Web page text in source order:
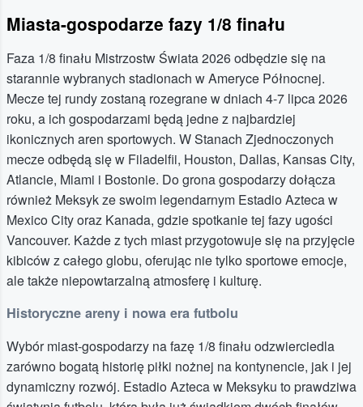
Miasta-gospodarze fazy 1/8 finału
Faza 1/8 finału Mistrzostw Świata 2026 odbędzie się na
starannie wybranych stadionach w Ameryce Północnej.
Mecze tej rundy zostaną rozegrane w dniach 4-7 lipca 2026
roku, a ich gospodarzami będą jedne z najbardziej
ikonicznych aren sportowych. W Stanach Zjednoczonych
mecze odbędą się w Filadelfii, Houston, Dallas, Kansas City,
Atlancie, Miami i Bostonie. Do grona gospodarzy dołącza
również Meksyk ze swoim legendarnym Estadio Azteca w
Mexico City oraz Kanada, gdzie spotkanie tej fazy ugości
Vancouver. Każde z tych miast przygotowuje się na przyjęcie
kibiców z całego globu, oferując nie tylko sportowe emocje,
ale także niepowtarzalną atmosferę i kulturę.
Historyczne areny i nowa era futbolu
Wybór miast-gospodarzy na fazę 1/8 finału odzwierciedla
zarówno bogatą historię piłki nożnej na kontynencie, jak i jej
dynamiczny rozwój. Estadio Azteca w Meksyku to prawdziwa